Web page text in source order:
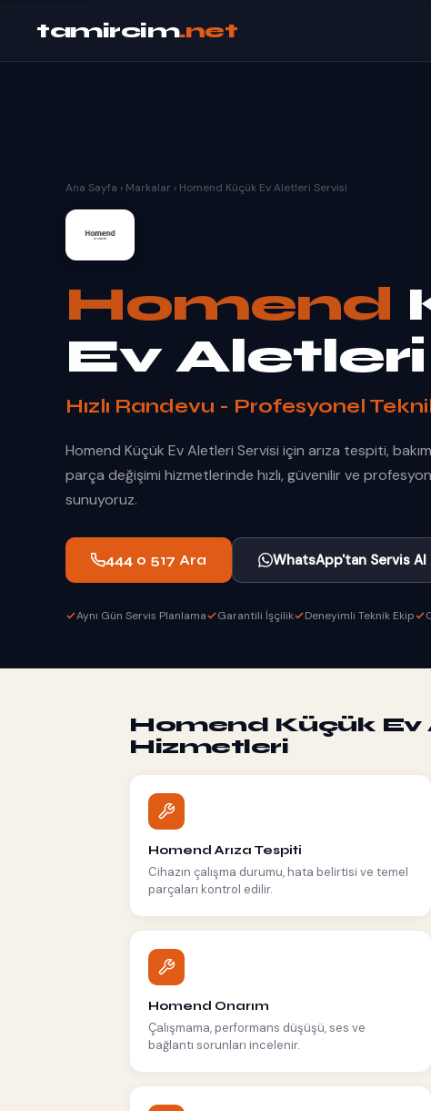
tamircim.net
Ana Sayfa › Markalar › Homend Küçük Ev Aletleri Servisi
Homend
Ev
Hızlı Randevu - Profesyonel
Homend Küçük Ev Aletleri Servisi için arıza tespiti,
parça değişimi hizmetlerinde hızlı, güvenilir ve
sunuyoruz.
444 0 517 Ara WhatsApp'tan Servis Al
Aynı Gün Servis Planlama Garantili İşçilik Deneyimli Teknik Ekip
Homend Küçük Ev
Hizmetleri
Homend Arıza Tespiti
Cihazın çalışma durumu, hata belirtisi ve temel
parçaları kontrol edilir.
Homend Onarım
Çalışmama, performans düşüşü, ses ve
bağlantı sorunları incelenir.